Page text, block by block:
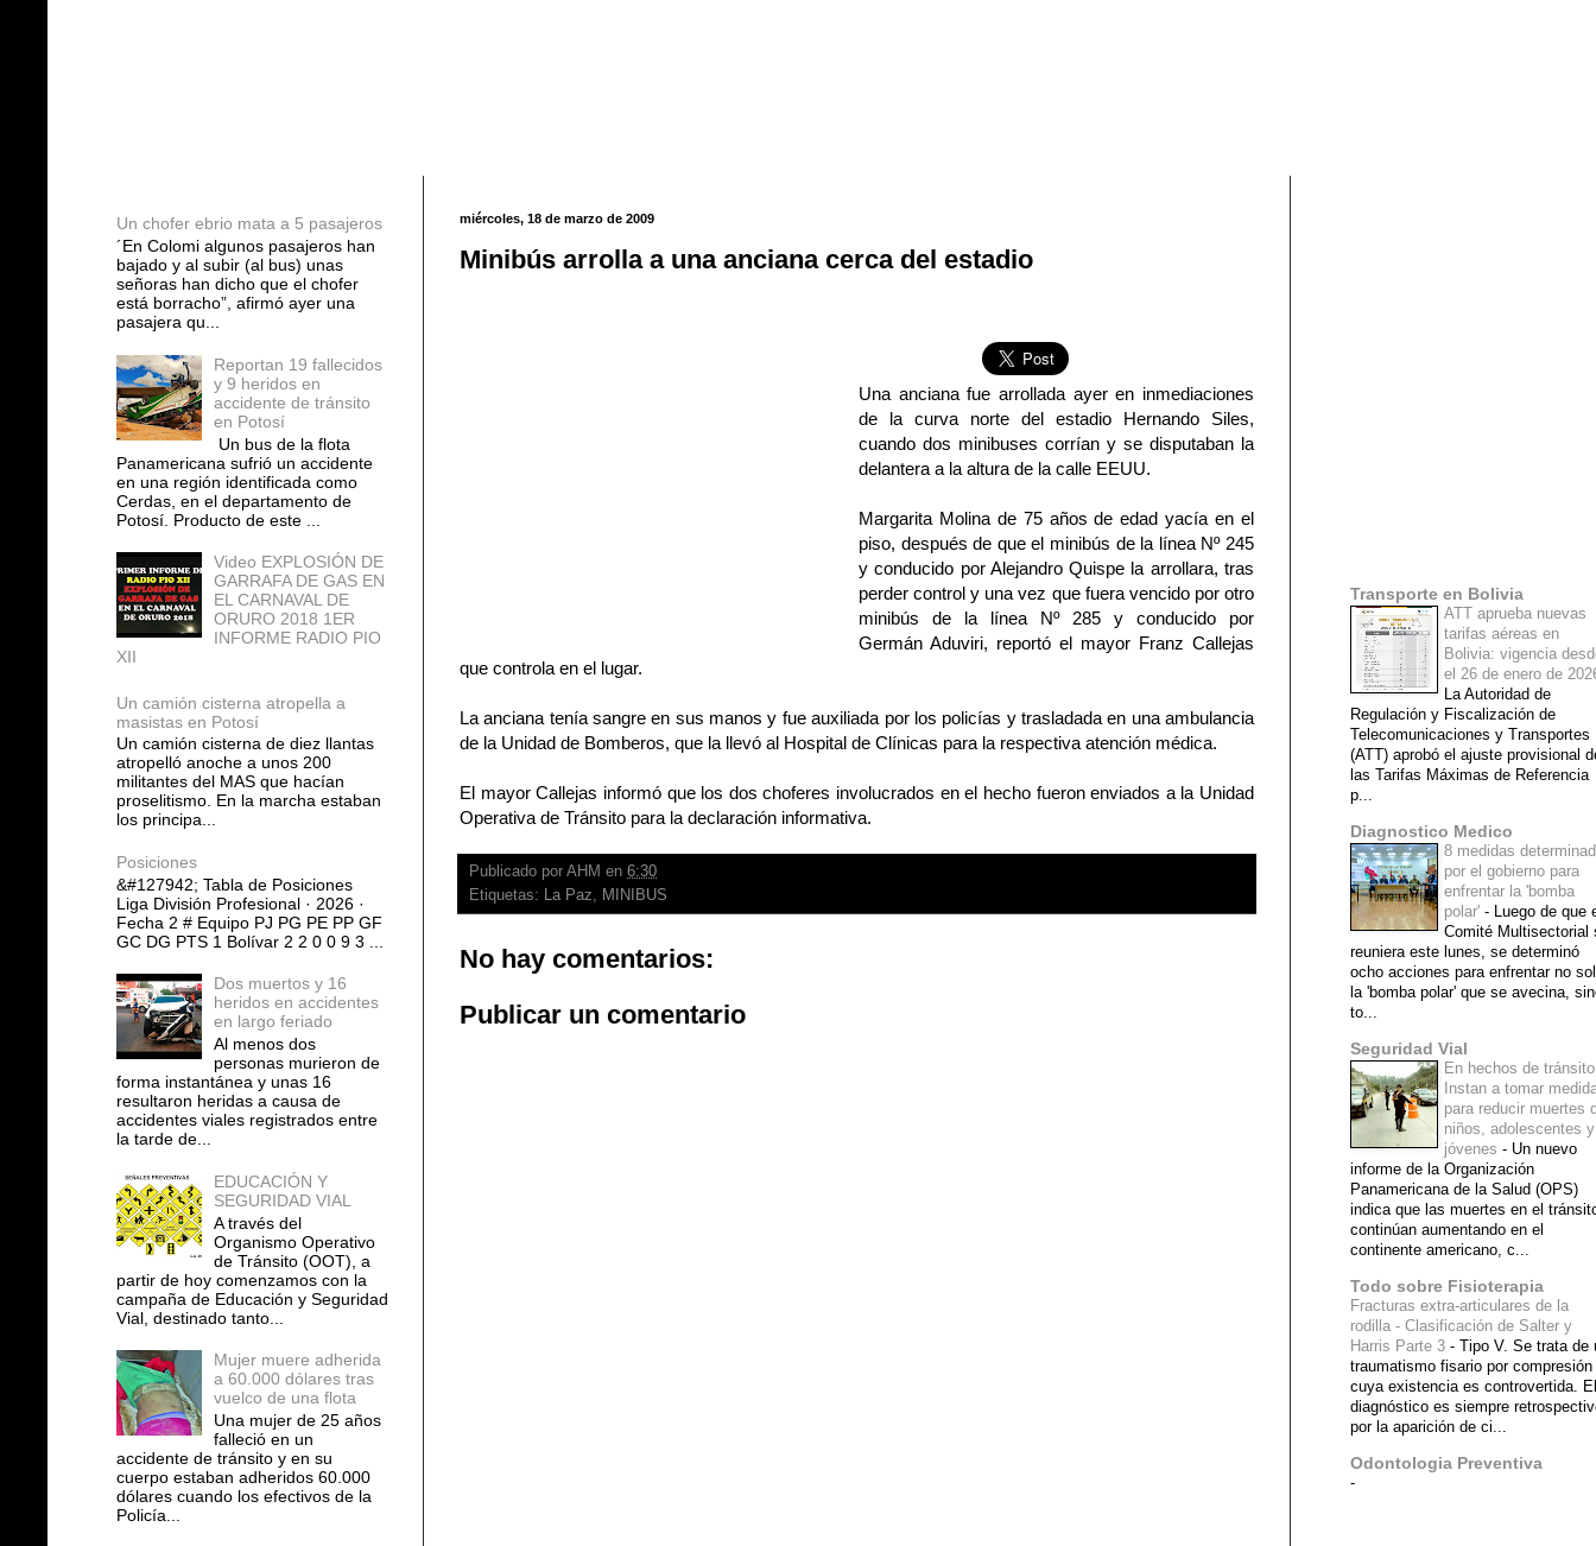
miércoles, 18 de marzo de 2009
Minibús arrolla a una anciana cerca del estadio
Una anciana fue arrollada ayer en inmediaciones
de la curva norte del estadio Hernando Siles,
cuando dos minibuses corrían y se disputaban la
delantera a la altura de la calle EEUU.
Margarita Molina de 75 años de edad yacía en el
piso, después de que el minibús de la línea Nº 245
y conducido por Alejandro Quispe la arrollara, tras
perder control y una vez que fuera vencido por otro
minibús de la línea Nº 285 y conducido por
Germán Aduviri, reportó el mayor Franz Callejas
que controla en el lugar.
La anciana tenía sangre en sus manos y fue auxiliada por los policías y trasladada en una ambulancia
de la Unidad de Bomberos, que la llevó al Hospital de Clínicas para la respectiva atención médica.
El mayor Callejas informó que los dos choferes involucrados en el hecho fueron enviados a la Unidad
Operativa de Tránsito para la declaración informativa.
Publicado por AHM en 6:30
Etiquetas: La Paz, MINIBUS
No hay comentarios:
Publicar un comentario
Un chofer ebrio mata a 5 pasajeros
´En Colomi algunos pasajeros han
bajado y al subir (al bus) unas
señoras han dicho que el chofer
está borracho”, afirmó ayer una
pasajera qu...
Reportan 19 fallecidos
y 9 heridos en
accidente de tránsito
en Potosí
Un bus de la flota
Panamericana sufrió un accidente
en una región identificada como
Cerdas, en el departamento de
Potosí. Producto de este ...
Video EXPLOSIÓN DE
GARRAFA DE GAS EN
EL CARNAVAL DE
ORURO 2018 1ER
INFORME RADIO PIO
XII
Un camión cisterna atropella a
masistas en Potosí
Un camión cisterna de diez llantas
atropelló anoche a unos 200
militantes del MAS que hacían
proselitismo. En la marcha estaban
los principa...
Posiciones
&#127942; Tabla de Posiciones
Liga División Profesional · 2026 ·
Fecha 2 # Equipo PJ PG PE PP GF
GC DG PTS 1 Bolívar 2 2 0 0 9 3 ...
Dos muertos y 16
heridos en accidentes
en largo feriado
Al menos dos
personas murieron de
forma instantánea y unas 16
resultaron heridas a causa de
accidentes viales registrados entre
la tarde de...
EDUCACIÓN Y
SEGURIDAD VIAL
A través del
Organismo Operativo
de Tránsito (OOT), a
partir de hoy comenzamos con la
campaña de Educación y Seguridad
Vial, destinado tanto...
Mujer muere adherida
a 60.000 dólares tras
vuelco de una flota
Una mujer de 25 años
falleció en un
accidente de tránsito y en su
cuerpo estaban adheridos 60.000
dólares cuando los efectivos de la
Policía...
Transporte en Bolivia
ATT aprueba nuevas
tarifas aéreas en
Bolivia: vigencia
el 26 de enero de
La Autoridad de
Regulación y Fiscalización de
Telecomunicaciones y Transportes
(ATT) aprobó el ajuste provisional
las Tarifas Máximas de Referencia
p...
Diagnostico Medico
8 medidas
por el gobierno para
enfrentar la 'bomba
polar' - Luego de que
Comité Multisectorial
reuniera este lunes, se determinó
ocho acciones para enfrentar no
la 'bomba polar' que se avecina,
to...
Seguridad Vial
En hechos de tránsito
Instan a tomar
para reducir muertes
niños, adolescentes y
jóvenes - Un nuevo
informe de la Organización
Panamericana de la Salud (OPS)
indica que las muertes en el
continúan aumentando en el
continente americano, c...
Todo sobre Fisioterapia
Fracturas extra-articulares de la
rodilla - Clasificación de Salter y
Harris Parte 3 - Tipo V. Se trata de
traumatismo fisario por compresión
cuya existencia es controvertida. El
diagnóstico es siempre
por la aparición de ci...
Odontologia Preventiva
-